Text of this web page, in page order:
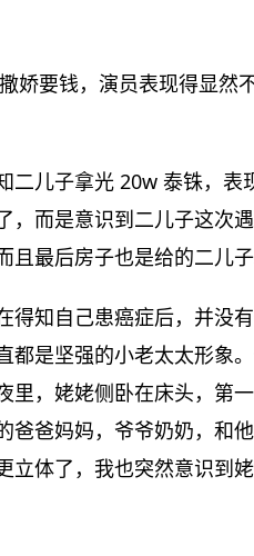
娇要钱，演员表现得显然
二儿子拿光 20w 泰铢，
，而是意识到二儿子这次
最后房子也是给的二儿子
得知自己患癌症后，并没
都是坚强的小老太太形象
里，姥姥侧卧在床头，第
爸爸妈妈，爷爷奶奶，和
立体了，我也突然意识到